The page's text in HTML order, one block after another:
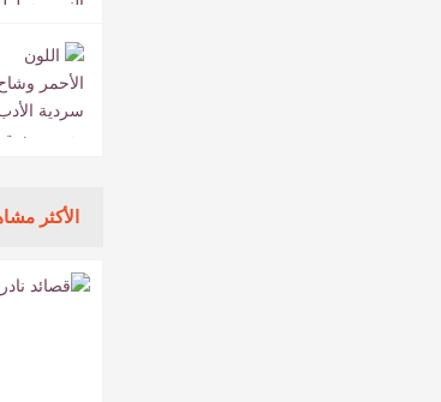
الأكثر